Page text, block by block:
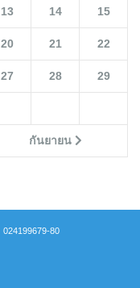
กันยายน
13 14 15
20 21 22
27 28 29
024199679-80